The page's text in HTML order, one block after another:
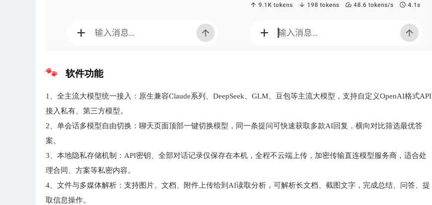
软件功能
1、全主流大模型统一接入：原生兼容Claude系列、DeepSeek、GLM、豆包等主流大模型，支持自定义OpenAI格式API
接入私有、第三方模型。
2、单会话多模型自由切换：聊天页面顶部一键切换模型，同一条提问可快速获取多款AI回复，横向对比筛选最优答
案。
3、本地隐私存储机制：API密钥、全部对话记录仅保存在本机，全程不云端上传，加密传输直连模型服务商，适合处
理合同、方案等私密内容。
4、文件与多媒体解析：支持图片、文档、附件上传给到AI读取分析，可解析长文档、截图文字，完成总结、问答、提
取信息操作。